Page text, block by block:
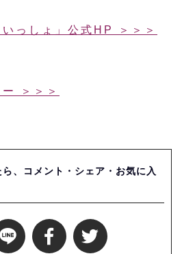
っしょ」公式HP ＞＞＞
＞＞＞
、コメント・シェア・お気に入